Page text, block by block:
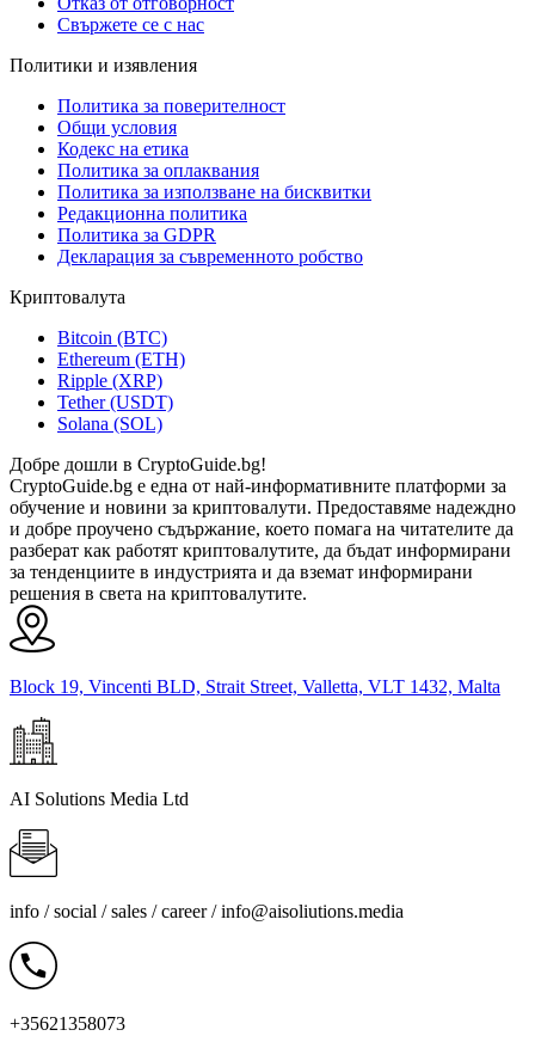
Свържете се с нас
Политики и изявления
Политика за поверителност
Общи условия
Кодекс на етика
Политика за оплаквания
Политика за използване на бисквитки
Редакционна политика
Политика за GDPR
Декларация за съвременното робство
Криптовалута
Bitcoin (BTC)
Ethereum (ETH)
Ripple (XRP)
Tether (USDT)
Solana (SOL)
Добре дошли в CryptoGuide.bg!
CryptoGuide.bg е една от най-информативните платформи за
обучение и новини за криптовалути. Предоставяме надеждно
и добре проучено съдържание, което помага на читателите да
разберат как работят криптовалутите, да бъдат информирани
за тенденциите в индустрията и да вземат информирани
решения в света на криптовалутите.
Block 19, Vincenti BLD, Strait Street, Valletta, VLT 1432, Malta
AI Solutions Media Ltd
info / social / sales / career /info@aisoliutions.media
+35621358073